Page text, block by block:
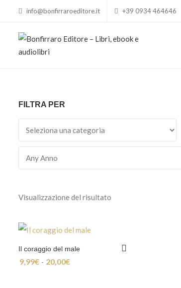
info@bonfirraroeditore.it +39 0934 464646
FILTRA PER
Visualizzazione del risultato
Il coraggio del male
9,99€ - 20,00€